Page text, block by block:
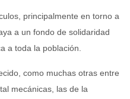
principalmente en torno a
a un fondo de solidaridad
a toda la población.
como muchas otras entre
mecánicas, las de la